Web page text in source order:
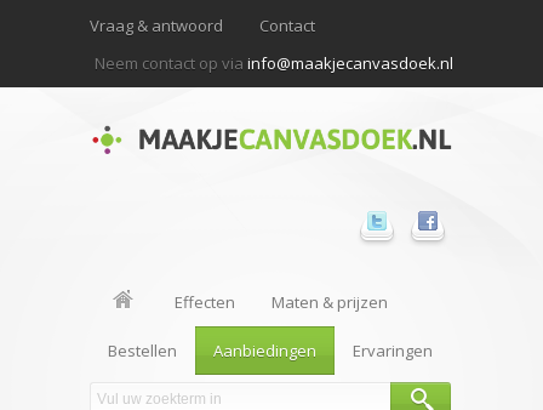
Vraag & antwoord
Contact
Neem contact op via info@maakjecanvasdoek.nl
Effecten Maten & prijzen
Bestellen Aanbiedingen Ervaringen